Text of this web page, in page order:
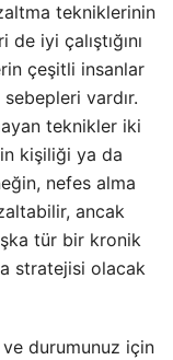
tekniklerinin
iyi çalıştığını
çeşitli insanlar
vardır.
teknikler iki
kişiliği ya da
nefes alma
ancak
tür bir kronik
stratejisi olacak
durumunuz için